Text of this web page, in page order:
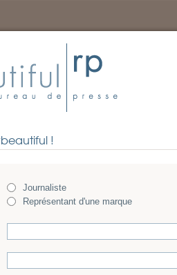
!
Journaliste
Représentant d'une marque